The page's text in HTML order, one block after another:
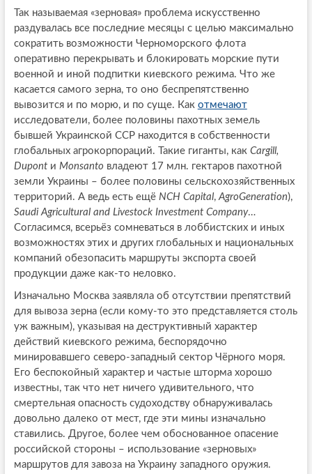
Так называемая «зерновая» проблема искусственно
раздувалась все последние месяцы с целью максимально
сократить возможности Черноморского флота
оперативно перекрывать и блокировать морские пути
военной и иной подпитки киевского режима. Что же
касается самого зерна, то оно беспрепятственно
вывозится и по морю, и по суще. Как отмечают
исследователи, более половины пахотных земель
бывшей Украинской ССР находится в собственности
глобальных агрокорпораций. Такие гиганты, как Cargill,
Dupontи Monsanto владеют 17 млн. гектаров пахотной
земли Украины – более половины сельскохозяйственных
территорий. А ведь есть ещё NCH Capital,AgroGеneration),
Saudi Agricultural and Livestock Investment Company…
Согласимся, всерьёз сомневаться в лоббистских и иных
возможностях этих и других глобальных и национальных
компаний обезопасить маршруты экспорта своей
продукции даже как-то неловко.
Изначально Москва заявляла об отсутствии препятствий
для вывоза зерна (если кому-то это представляется столь
уж важным), указывая на деструктивный характер
действий киевского режима, беспорядочно
минировавшего северо-западный сектор Чёрного моря.
Его беспокойный характер и частые шторма хорошо
известны, так что нет ничего удивительного, что
смертельная опасность судоходству обнаруживалась
довольно далеко от мест, где эти мины изначально
ставились. Другое, более чем обоснованное опасение
российской стороны – использование «зерновых»
маршрутов для завоза на Украину западного оружия.